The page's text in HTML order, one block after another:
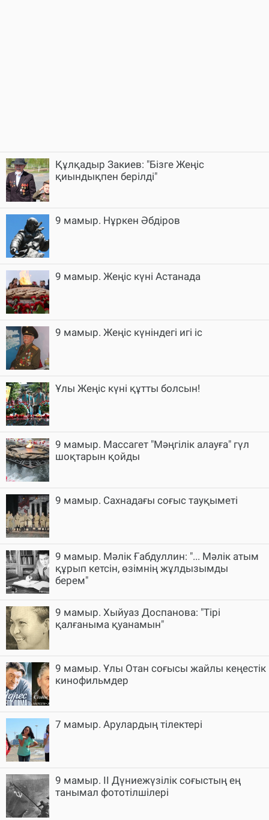
Құлқадыр Закиев: "Бізге Жеңіс
қиындықпен берілді"
9 мамыр. Нұркен Әбдіров
9 мамыр. Жеңіс күні Астанада
9 мамыр. Жеңіс күніндегі игі іс
Ұлы Жеңіс күні құтты болсын!
9 мамыр. Массагет "Мәңгілік алауға" гүл
шоқтарын қойды
9 мамыр. Cахнадағы соғыс тауқыметі
9 мамыр. Мәлік Ғабдуллин: "... Мәлік атым
құрып кетсін, өзімнің жұлдызымды
берем"
9 мамыр. Хыйуаз Доспанова: "Тірі
қалғаныма қуанамын"
9 мамыр. Ұлы Отан соғысы жайлы кеңестік
кинофильмдер
7 мамыр. Арулардың тілектері
9 мамыр. ІІ Дүниежүзілік соғыстың ең
танымал фототілшілері